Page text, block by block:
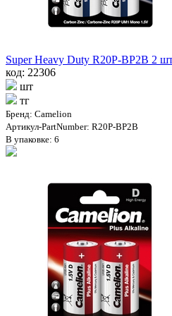
Super Heavy Duty R20P-BP2B 2
код: 22306
шт
тг
Бренд: Camelion
Артикул-PartNumber: R20P-BP2B
В упаковке: 6